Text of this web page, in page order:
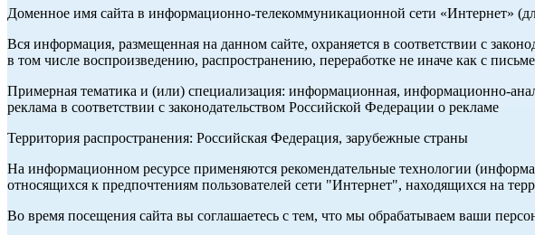
Доменное имя сайта в информационно-телекоммуникационной сети «Интернет»
Вся информация, размещенная на данном сайте, охраняется в соответствии с
в том числе воспроизведению, распространению, переработке не иначе как с
Примерная тематика и (или) специализация: информационная, информационно-
реклама в соответствии с законодательством Российской Федерации о рекламе
Территория распространения: Российская Федерация, зарубежные страны
На информационном ресурсе применяются рекомендательные технологии
относящихся к предпочтениям пользователей сети "Интернет", находящихся на
Во время посещения сайта вы соглашаетесь с тем, что мы обрабатываем ваши